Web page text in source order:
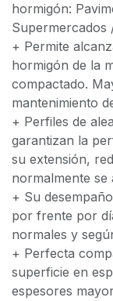
hormigón:
Supermercados
+ Permite
hormigón de la
compactado.
mantenimiento
+ Perfiles de
garantizan la
su extensión,
normalmente se
+ Su
por frente por
normales y
+ Perfecta
superficie en
espesores